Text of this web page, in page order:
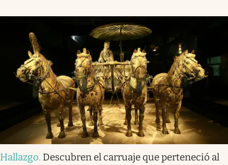
Hallazgo. Descubren el carruaje que perteneció al